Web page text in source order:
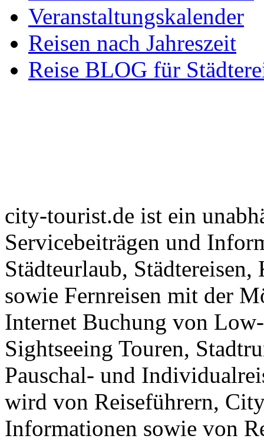
Veranstaltungskalender
Reisen nach Jahreszeit
Reise BLOG für
city-tourist.de ist ein
Servicebeiträgen und
Städteurlaub,
sowie Fernreisen mit der
Internet Buchung von
Sightseeing Touren,
Pauschal- und
wird von Reiseführern,
Informationen sowie von